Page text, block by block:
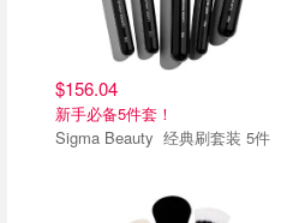
$156.04
新手必备5件套！
Sigma Beauty 经典刷套装 5件